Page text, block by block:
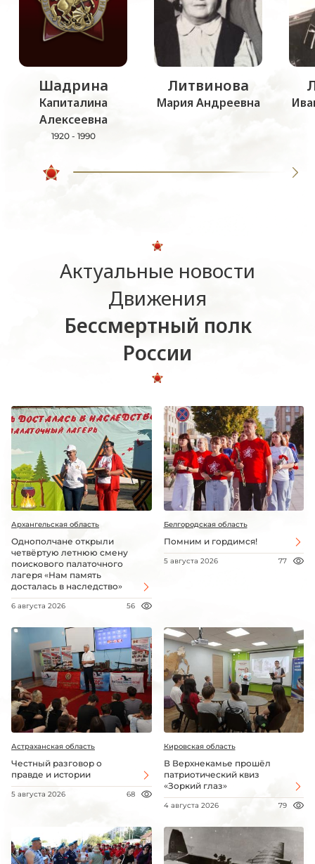
Шадрина
Капиталина
Алексеевна
1920 - 1990
Литвинова
Мария Андреевна
Актуальные новости
Движения
Бессмертный полк
России
Архангельская область
Однополчане открыли
четвёртую летнюю смену
поискового палаточного
лагеря «Нам память
досталась в наследство»
6 августа 2026 56
Белгородская область
Помним и гордимся!
5 августа 2026 77
Астраханская область
Честный разговор о
правде и истории
5 августа 2026 68
Кировская область
В Верхнекамье прошёл
патриотический квиз
«Зоркий глаз»
4 августа 2026 79